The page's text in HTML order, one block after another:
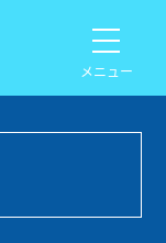
メニュー